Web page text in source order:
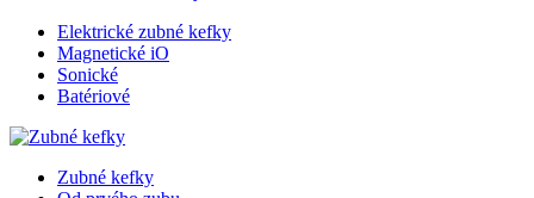
Elektrické zubné kefky
Magnetické iO
Sonické
Batériové
Zubné kefky